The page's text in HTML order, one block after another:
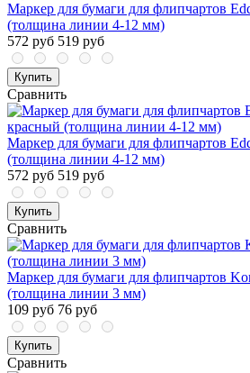
Маркер для бумаги для флипчартов
(толщина линии 4-12 мм)
572 руб 519 руб
Купить
Сравнить
Маркер для бумаги для флипчартов
(толщина линии 4-12 мм)
572 руб 519 руб
Купить
Сравнить
Маркер для бумаги для флипчартов
(толщина линии 3 мм)
109 руб 76 руб
Купить
Сравнить